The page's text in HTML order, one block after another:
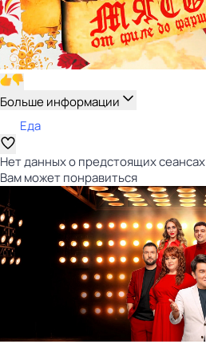
Больше информации
Еда
Нет данных о предстоящих сеансах
Вам может понравиться